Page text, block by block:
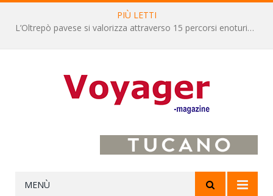
PIÙ LETTI
L’Oltrepò pavese si valorizza attraverso 15 percorsi enoturistici
MENÙ